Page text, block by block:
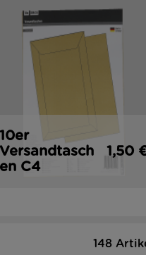
10er
Versandtasch
en C4
1,50
148